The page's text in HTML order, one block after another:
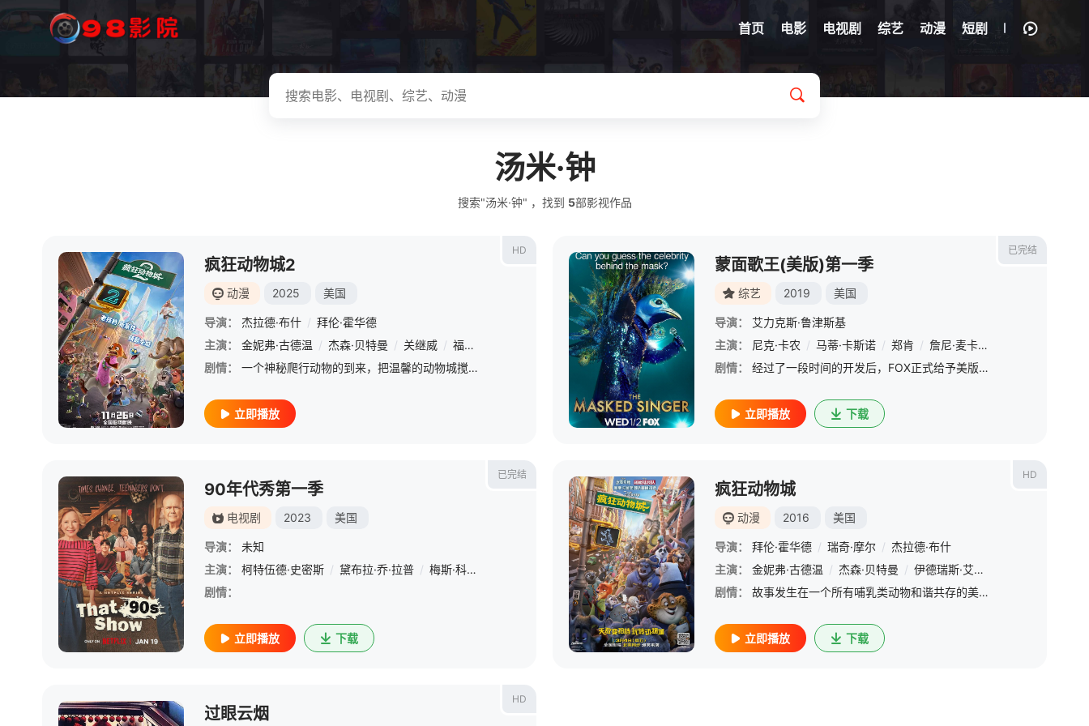
首页 电影 电视剧 综艺 动漫 短剧
汤米·钟
搜索"汤米·钟" ，找到 5部影视作品
HD
疯狂动物城2
动漫 2025 美国
导演： 杰拉德·布什 / 拜伦·霍华德
主演：
金妮弗·古德温 / 杰森·贝特曼 / 关继威 / 福琼·费姆斯特 安迪·萨姆伯格 / 大卫·斯特雷泽恩 / 夏奇拉 / 伊德瑞斯·艾尔巴 / 帕特里克·沃伯顿 / 昆塔·布伦森
剧情：
一个神秘爬行动物的到来，把温馨的动物城搅动得天翻地覆。面对全新的城市危机，警官兔朱迪（金妮弗·古德温 Ginnifer Goodwin 配音）与狐尼克（杰森·贝特曼 Jason Bateman 配音）
立即播放
已完结
蒙面歌王(美版)第一季
综艺 2019 美国
导演：
艾力克斯·鲁津斯基
主演：
尼克·卡农 / 马蒂·卡斯诺 / 郑肯 / 詹尼·麦卡锡
剧情：
经过了一段时间的开发后，FOX正式给予美版《蒙面歌王》一个预订，并定于2019年1月播出。嘉宾阵容方面，Nick Cannon担任主持人，《废柴联盟》的 “Chang” Ken Jeong、Jim C
立即播放 下载
已完结
90年代秀第一季
电视剧 2023 美国
导演：
未知
主演：
柯特伍德·史密斯 / 黛布拉·乔·拉普 / 梅斯·科罗内尔 Callie Haverda / 阿什莉·奥夫德海德 Sam Morelos / 莱茵·多伊 / Maxwell Acee Donovan
剧情：
立即播放 下载
HD
疯狂动物城
动漫 2016 美国
导演： 拜伦·霍华德 / 瑞奇·摩尔 / 杰拉德·布什
主演：
金妮弗·古德温 / 杰森·贝特曼 / 伊德瑞斯·艾尔巴
剧情：
故事发生在一个所有哺乳类动物和谐共存的美好世界中，兔子朱迪（金妮弗·古德温 Ginnifer Goodwin 配音）从小就梦想着能够成为一名惩恶扬善的刑警，凭借着智慧和努力，朱迪成功的从警校中毕业进入
立即播放 下载
HD
过眼云烟